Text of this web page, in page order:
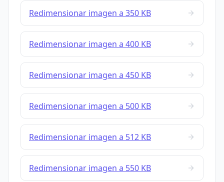
Redimensionar imagen a 350 KB
Redimensionar imagen a 400 KB
Redimensionar imagen a 450 KB
Redimensionar imagen a 500 KB
Redimensionar imagen a 512 KB
Redimensionar imagen a 550 KB